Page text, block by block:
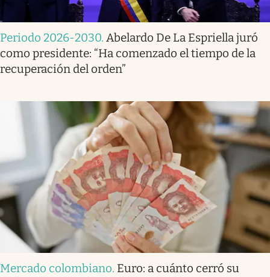
Periodo 2026-2030. Abelardo De La Espriella juró
como presidente: “Ha comenzado el tiempo de la
recuperación del orden”
Mercado colombiano. Euro: a cuánto cerró su